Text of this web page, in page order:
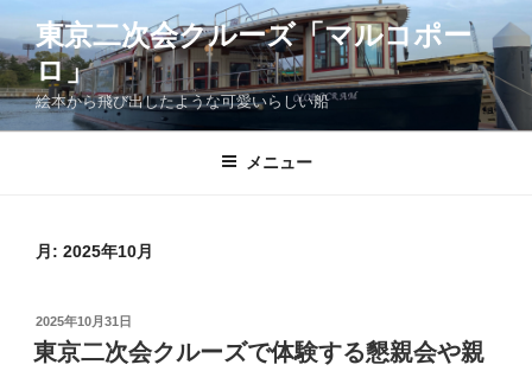
ン
テ
ン
ツ
東京二次会クルーズ「マルコポー
ロ」
絵本から飛び出したような可愛いらしい船
メニュー
月: 2025年10月
投
稿
日:
2025年10月31日
東京二次会クルーズで体験する懇親会や親